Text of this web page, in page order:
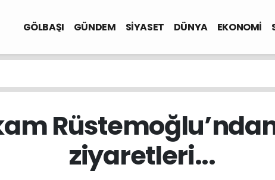
GÖLBAŞI GÜNDEM SİYASET DÜNYA EKONOMİ
ziyaretleri...